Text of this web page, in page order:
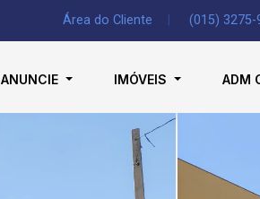
Área do Cliente (015) 3275-
ANUNCIE IMÓVEIS ADM